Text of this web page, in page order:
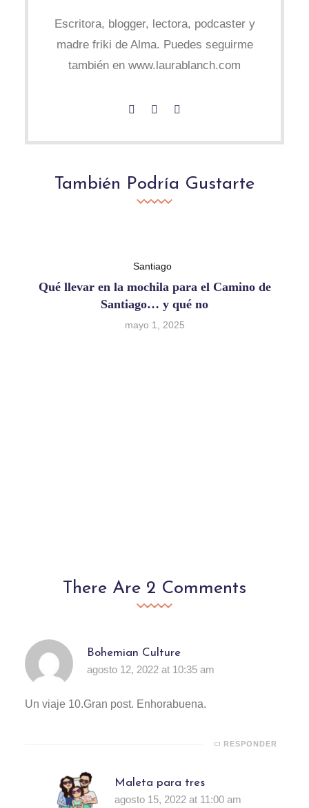
Escritora, blogger, lectora, podcaster y
madre friki de Alma. Puedes seguirme
también en www.laurablanch.com
También Podría Gustarte
Santiago
Qué llevar en la mochila para el Camino de
Santiago… y qué no
mayo 1, 2025
There Are 2 Comments
Bohemian Culture
agosto 12, 2022 at 10:35 am
Un viaje 10.Gran post. Enhorabuena.
RESPONDER
Maleta para tres
agosto 15, 2022 at 11:00 am